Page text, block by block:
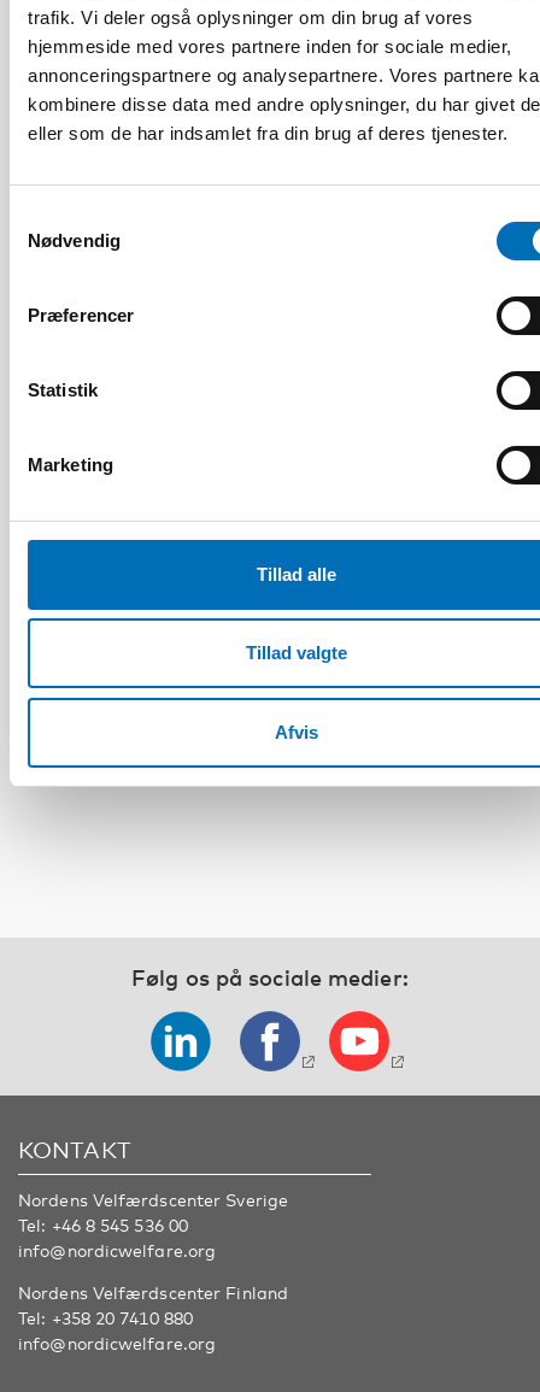
trafik. Vi deler også oplysninger om din brug af vores
hjemmeside med vores partnere inden for sociale medier,
annonceringspartnere og analysepartnere. Vores partnere
kombinere disse data med andre oplysninger, du har givet
eller som de har indsamlet fra din brug af deres tjenester.
Nødvendig
Præferencer
Statistik
Marketing
Tillad alle
Tillad valgte
Afvis
HANDICAP
9 apr 2026
Funksjonshinderspørsmål – Årsrapport 2025
Det fjerde nordisk-baltiske møde om
handicappolitik og praksis: Inkluderende
og innovationer
Følg os på sociale medier:
KONTAKT
Nordens Velfærdscenter Sverige
Tel: +46 8 545 536 00
info@nordicwelfare.org
Nordens Velfærdscenter Finland
Tel: +358 20 7410 880
info@nordicwelfare.org